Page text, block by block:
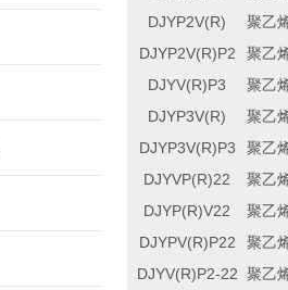
DJYP2V(R) 聚乙
DJYP2V(R)P2 聚乙
DJYV(R)P3 聚乙
DJYP3V(R) 聚乙
DJYP3V(R)P3 聚乙
DJYVP(R)22 聚乙
DJYP(R)V22 聚乙
DJYPV(R)P22 聚乙
DJYV(R)P2-22 聚乙